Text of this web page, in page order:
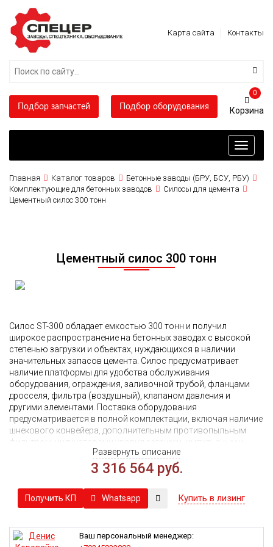
Карта сайта Контакты
Подбор запчастей Подбор оборудования
0
Toggle
Главная Каталог товаров
Бетонные заводы (БРУ, БСУ, РБУ)
Комплектующие для бетонных заводов
Силосы для цемента
Цементный силос 300 тонн
Цементный силос 300 тонн
Силос ST-300 обладает емкостью 300 тонн и получил
широкое распространение на бетонных заводах с высокой
степенью загрузки и объектах, нуждающихся в наличии
значительных запасов цемента. Силос предусматривает
наличие платформы для удобства обслуживания
оборудования, ограждения, заливочной трубой, фланцами
дросселя, фильтра (воздушный), клапаном давления и
другими элементами. Поставка оборудования
предусматривается в полной комплектации, включая наличие
шнекового конвейера, дополнительным противопыльным
фильтром, индикаторами уровня загрузки, импульсным и
дроссельным клапанами, позволяющими проводить из
силоса выгрузку груза в ручном режиме.
что позволяет легко перемещать его между объектами,
проводя монтаж в короткие сроки. При производстве деталей
высокую точность размеров.
Развернуть описание
3 316 564 руб.
Получить КП Whatsapp Купить в лизинг
Ваш персональный менеджер: